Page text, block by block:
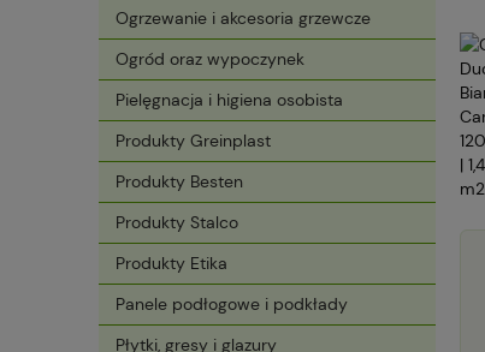
Ogrzewanie i akcesoria grzewcze
Ogród oraz wypoczynek
Pielęgnacja i higiena osobista
Produkty Greinplast
Produkty Besten
Produkty Stalco
Produkty Etika
Panele podłogowe i podkłady
Płytki, gresy i glazury